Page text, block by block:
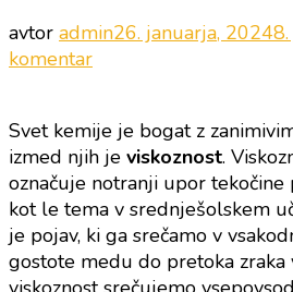
avtor admin26. januarja, 2024
komentarna
učni
priročnik
za
kemijo,
pripravljen
s
Svet kemije je bogat z
izmed njih je viskoznost.
označuje notranji upor
kot le tema v srednješolskem
je pojav, ki ga srečamo v
gostote medu do pretoka zraka